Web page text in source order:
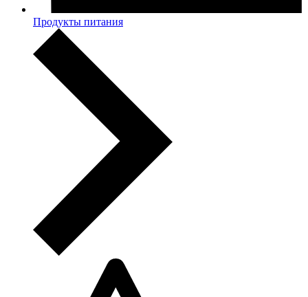
Продукты питания